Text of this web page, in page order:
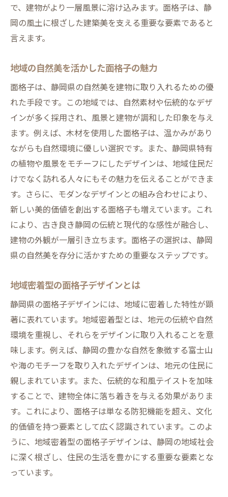
防犯性を高める面格子の素材選び
防犯と美観に優れた面格子の施工事例
自然素材を用いた面格子が生む静岡の風景美
自然の風合いを活かしたデザイン選択
エコフレンドリーな素材選びと環境貢献
静岡の風景に溶け込む面格子スタイル
自然素材がもたらす温もりある住空間
地元産の素材を活かした面格子の特長
面格子の取り付けで住まいの価値を高める秘訣
面格子がもたらす不動産価値への影響
付加価値を生む面格子の選び方
面格子取り付け事例で見る価値向上
メンテナンス性に優れた面格子の利点
静岡県における面格子選びのポイント
地域のニーズに応える面格子の選定法
静岡の気候に合った面格子の選び方
施工業者の選び方と信頼ポイント
地域性を考慮した面格子の予算設計
静岡の住宅事情に合わせた面格子選び
面格子選びで失敗しないための注意点
静岡の歴史に根ざした面格子デザイン
地域の文化を反映する面格子の役割
伝統的な技法を用いた面格子の魅力
面格子で表現する静岡の伝統美
で、建物がより一層風景に溶け込みます。面格子は、静
岡の風土に根ざした建築美を支える重要な要素であると
言えます。
地域の自然美を活かした面格子の魅力
面格子は、静岡県の自然美を建物に取り入れるための優
れた手段です。この地域では、自然素材や伝統的なデザ
インが多く採用され、風景と建物が調和した印象を与え
ます。例えば、木材を使用した面格子は、温かみがあり
ながらも自然環境に優しい選択です。また、静岡県特有
の植物や風景をモチーフにしたデザインは、地域住民だ
けでなく訪れる人々にもその魅力を伝えることができま
す。さらに、モダンなデザインとの組み合わせにより、
新しい美的価値を創出する面格子も増えています。これ
により、古き良き静岡の伝統と現代的な感性が融合し、
建物の外観が一層引き立ちます。面格子の選択は、静岡
県の自然美を存分に活かすための重要なステップです。
地域密着型の面格子デザインとは
静岡県の面格子デザインには、地域に密着した特性が顕
著に表れています。地域密着型とは、地元の伝統や自然
環境を重視し、それらをデザインに取り入れることを意
味します。例えば、静岡の豊かな自然を象徴する富士山
や海のモチーフを取り入れたデザインは、地元の住民に
親しまれています。また、伝統的な和風テイストを加味
することで、建物全体に落ち着きを与える効果がありま
す。これにより、面格子は単なる防犯機能を超え、文化
的価値を持つ要素として広く認識されています。このよ
うに、地域密着型の面格子デザインは、静岡の地域社会
に深く根ざし、住民の生活を豊かにする重要な要素とな
っています。